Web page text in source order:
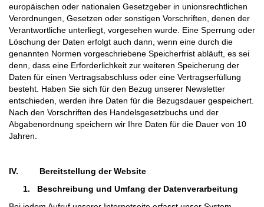
europäischen oder nationalen Gesetzgeber in unionsrechtlichen
Verordnungen, Gesetzen oder sonstigen Vorschriften, denen der
Verantwortliche unterliegt, vorgesehen wurde. Eine Sperrung oder
Löschung der Daten erfolgt auch dann, wenn eine durch die
genannten Normen vorgeschriebene Speicherfrist abläuft, es sei
denn, dass eine Erforderlichkeit zur weiteren Speicherung der
Daten für einen Vertragsabschluss oder eine Vertragserfüllung
besteht. Haben Sie sich für den Bezug unserer Newsletter
entschieden, werden ihre Daten für die Bezugsdauer gespeichert.
Nach den Vorschriften des Handelsgesetzbuchs und der
Abgabenordnung speichern wir Ihre Daten für die Dauer von 10
Jahren.
IV. Bereitstellung der Website
1. Beschreibung und Umfang der Datenverarbeitung